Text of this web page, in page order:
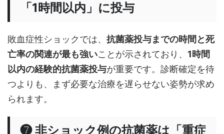
「1時間以内」に投与
敗血症性ショックでは、 抗菌薬投与までの時間と死
亡率の関連が最も強いことが示されており、 1時間
以内の経験的抗菌薬投与が重要です。診断確定を待
つよりも、まず必要な治療を遅らせない姿勢が求め
られます。
❼ 非ショック例の抗菌薬は「重症